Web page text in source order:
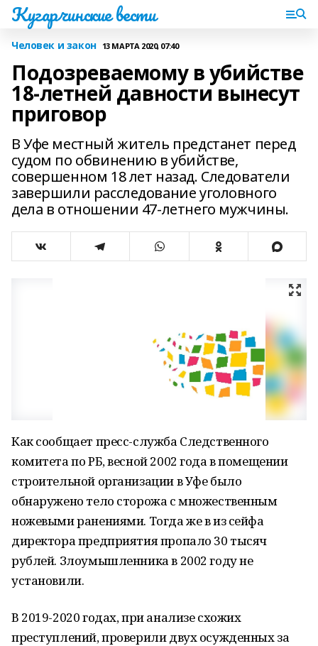
Кугарчинские вести
Человек и закон 13 МАРТА 2020, 07:40
Подозреваемому в убийстве
18-летней давности вынесут
приговор
В Уфе местный житель предстанет перед
судом по обвинению в убийстве,
совершенном 18 лет назад. Следователи
завершили расследование уголовного
дела в отношении 47-летнего мужчины.
Как сообщает пресс-служба Следственного
комитета по РБ, весной 2002 года в помещении
строительной организации в Уфе было
обнаружено тело сторожа с множественным
ножевыми ранениями. Тогда же в из сейфа
директора предприятия пропало 30 тысяч
рублей. Злоумышленника в 2002 году не
установили.
В 2019-2020 годах, при анализе схожих
преступлений, проверили двух осужденных за